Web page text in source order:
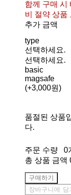
함께 구매 시
비 절약 상품
추가 금액
type
선택하세요.
선택하세요.
basic
magsafe
(+3,000원)
품절된 상품
다.
주문 수량
0
총 상품 금액
구매하기
장바구니에 담